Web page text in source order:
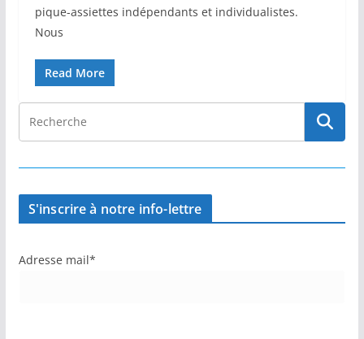
pique-assiettes indépendants et individualistes.
Nous
Read More
S'inscrire à notre info-lettre
Adresse mail*